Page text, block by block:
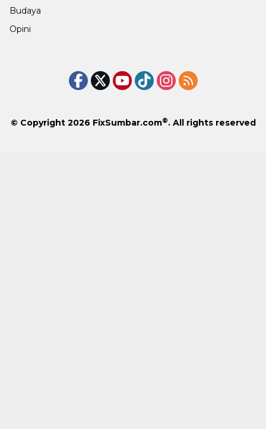
Budaya
Opini
© Copyright 2026 FixSumbar.com®. All rights reserved